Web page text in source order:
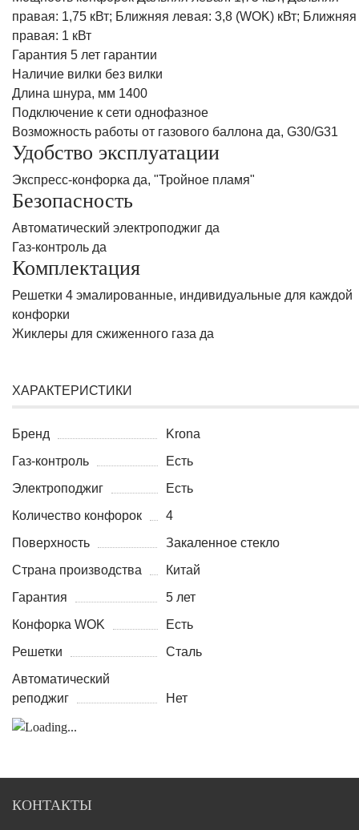
правая: 1,75 кВт; Ближняя левая: 3,8 (WOK) кВт; Ближняя
правая: 1 кВт
Гарантия 5 лет гарантии
Наличие вилки без вилки
Длина шнура, мм 1400
Подключение к сети однофазное
Возможность работы от газового баллона да, G30/G31
Удобство эксплуатации
Экспресс-конфорка да, "Тройное пламя"
Безопасность
Автоматический электроподжиг да
Газ-контроль да
Комплектация
Решетки 4 эмалированные, индивидуальные для каждой
конфорки
Жиклеры для сжиженного газа да
ХАРАКТЕРИСТИКИ
Бренд
Krona
Газ-контроль
Есть
Электроподжиг
Есть
Количество конфорок
4
Поверхность
Закаленное стекло
Страна производства
Китай
Гарантия
5 лет
Конфорка WOK
Есть
Решетки
Сталь
Автоматический
реподжиг
Нет
КОНТАКТЫ